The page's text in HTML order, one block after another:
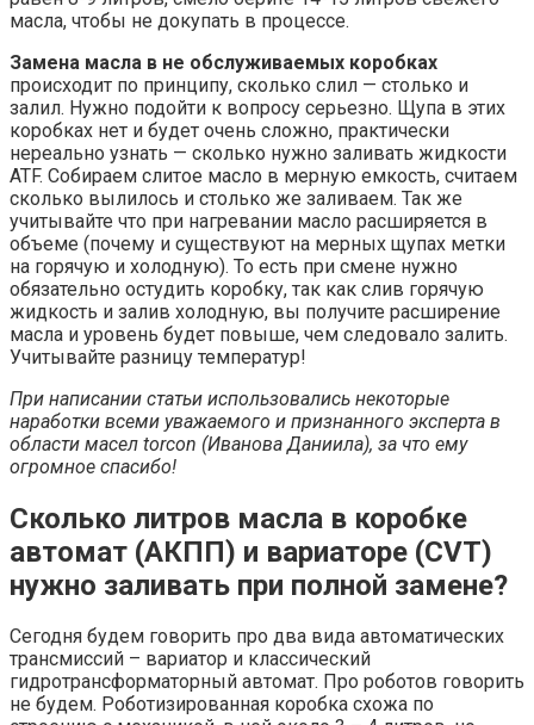
масла, чтобы не докупать в процессе.
Замена масла в не обслуживаемых коробках
происходит по принципу, сколько слил — столько и
залил. Нужно подойти к вопросу серьезно. Щупа в этих
коробках нет и будет очень сложно, практически
нереально узнать — сколько нужно заливать жидкости
ATF. Собираем слитое масло в мерную емкость, считаем
сколько вылилось и столько же заливаем. Так же
учитывайте что при нагревании масло расширяется в
объеме (почему и существуют на мерных щупах метки
на горячую и холодную). То есть при смене нужно
обязательно остудить коробку, так как слив горячую
жидкость и залив холодную, вы получите расширение
масла и уровень будет повыше, чем следовало залить.
Учитывайте разницу температур!
При написании статьи использовались некоторые
наработки всеми уважаемого и признанного эксперта в
области масел torcon (Иванова Даниила), за что ему
огромное спасибо!
Сколько литров масла в коробке
автомат (АКПП) и вариаторе (CVT)
нужно заливать при полной замене?
Сегодня будем говорить про два вида автоматических
трансмиссий – вариатор и классический
гидротрансформаторный автомат. Про роботов говорить
не будем. Роботизированная коробка схожа по